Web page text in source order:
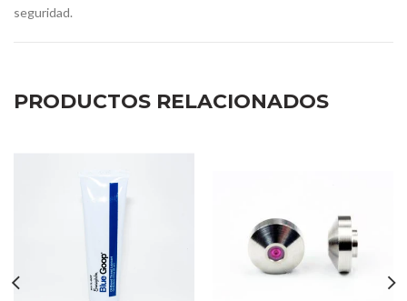
seguridad.
PRODUCTOS RELACIONADOS